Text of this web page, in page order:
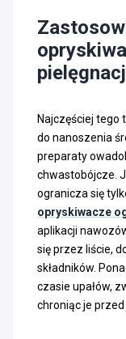
Najczęściej tego
do nanoszenia
preparaty
chwastobójcze.
ogranicza się
opryskiwacze
aplikacji
się przez liście,
składników.
czasie upałów,
chroniąc je